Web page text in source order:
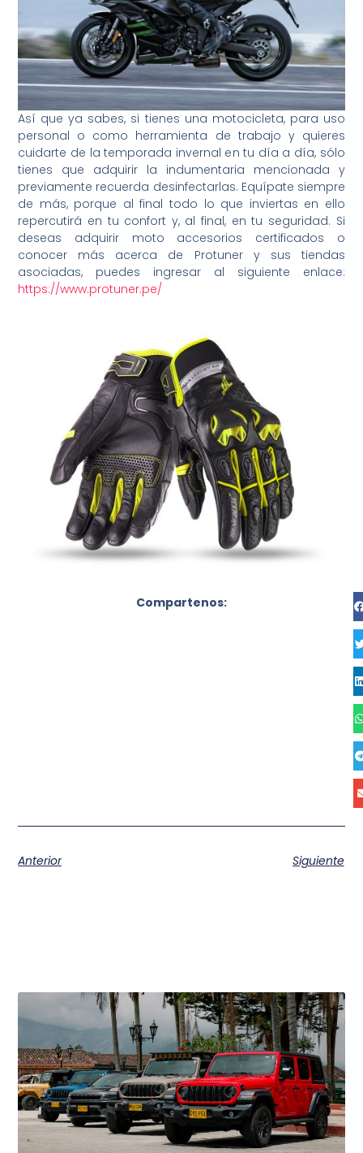
Así que ya sabes, si tienes una motocicleta, para uso
personal o como herramienta de trabajo y quieres
cuidarte de la temporada invernal en tu día a día, sólo
tienes que adquirir la indumentaria mencionada y
previamente recuerda desinfectarlas. Equípate siempre
de más, porque al final todo lo que inviertas en ello
repercutirá en tu confort y, al final, en tu seguridad. Si
deseas adquirir moto accesorios certificados o
conocer más acerca de Protuner y sus tiendas
asociadas, puedes ingresar al siguiente enlace:
https://www.protuner.pe/
Compartenos:
Anterior Siguiente